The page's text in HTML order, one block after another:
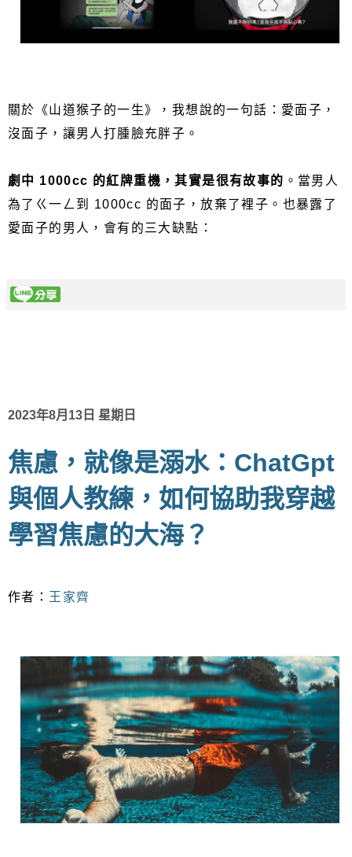
關於《山道猴子的一生》，我想說的一句話：愛面子，
沒面子，讓男人打腫臉充胖子。
劇中 1000cc 的紅牌重機，其實是很有故事的 。當男人
為了ㄍ一ㄥ到 1000cc 的面子，放棄了裡子。也暴露了
愛面子的男人，會有的三大缺點：
2023年8月13日 星期日
焦慮，就像是溺水：ChatGpt
與個人教練，如何協助我穿越
學習焦慮的大海？
作者： 王家齊